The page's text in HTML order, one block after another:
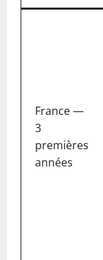
France —
3
premières
années